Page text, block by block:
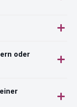
oder